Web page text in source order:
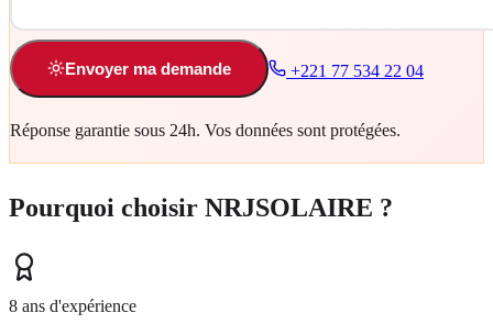
Envoyer ma demande +221 77 534 22 04
Réponse garantie sous 24h. Vos données sont protégées.
Pourquoi choisir NRJSOLAIRE ?
8 ans d'expérience